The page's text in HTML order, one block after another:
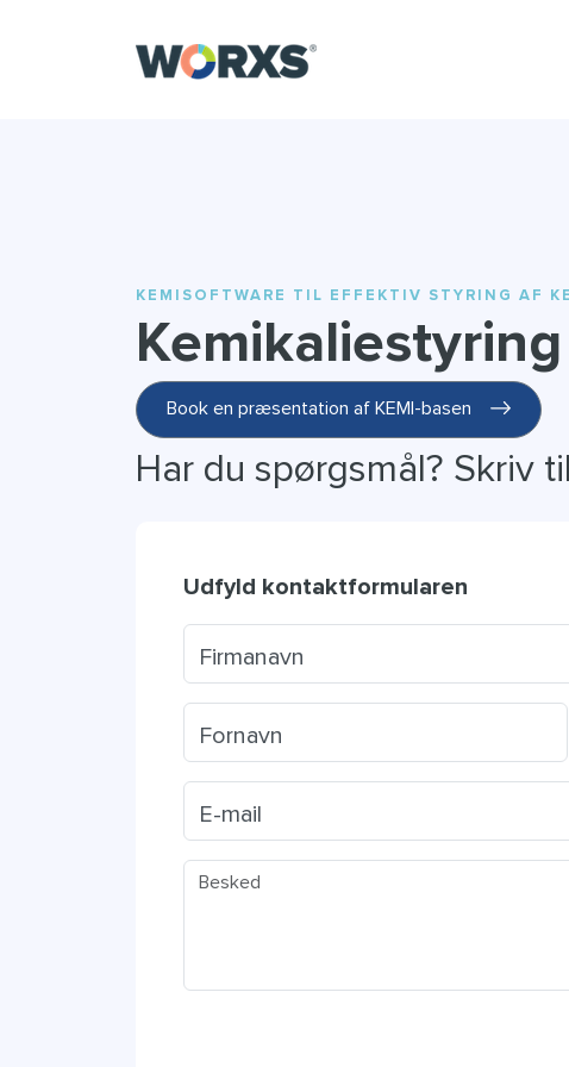
KEMISOFTWARE TIL EFFEKTIV STYRING AF
Kemikaliestyring
Book en præsentation af KEMI-basen
Har du spørgsmål? Skriv
Udfyld kontaktformularen
Firmanavn
Fornavn
E-mail